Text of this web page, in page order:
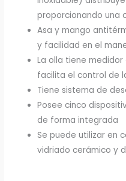
proporcionando una
Asa y mango
y facilidad en el
La olla tiene
facilita el control de
Tiene sistema de
Posee cinco
de forma integrada
Se puede utilizar en
vidriado cerámico y